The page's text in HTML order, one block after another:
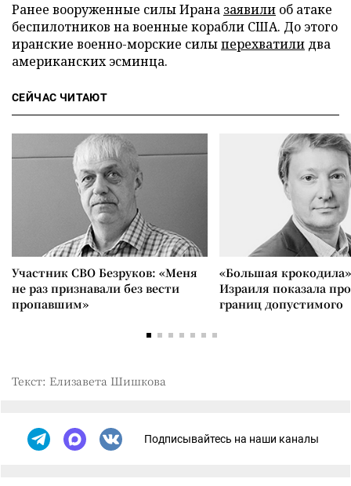
Ранее вооруженные силы Ирана заявили об атаке
беспилотников на военные корабли США. До этого
иранские военно-морские силыперехватили два
американских эсминца.
СЕЙЧАС ЧИТАЮТ
Участник СВО Безруков: «Меня
не раз признавали без вести
пропавшим»
«Большая
Израиля показала
границ допустимого
Текст: Елизавета Шишкова
Подписывайтесь на наши каналы